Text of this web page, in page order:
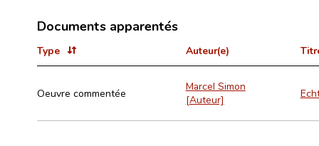
Documents apparentés
Type Auteur(e)
Oeuvre commentée
Marcel Simon
[Auteur]